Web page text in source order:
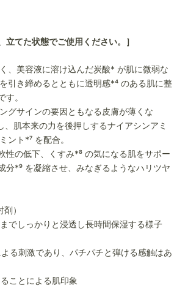
立てた状態でご使用ください。］
、美容液に溶け込んだ炭酸* が肌に微弱な
引き締めるとともに透明感*⁴ のある肌に整
す。
グサインの要因ともなる皮膚が薄くな
、肌本来の力を後押しするナイアシンアミ
ント*⁷ を配合。
性の低下、くすみ*⁸ の気になる肌をサポー
分*⁹ を凝縮させ、みなぎるようなハリツヤ
）
でしっかりと浸透し長時間保湿する様子
る刺激であり、パチパチと弾ける感触はあ
ことによる肌印象